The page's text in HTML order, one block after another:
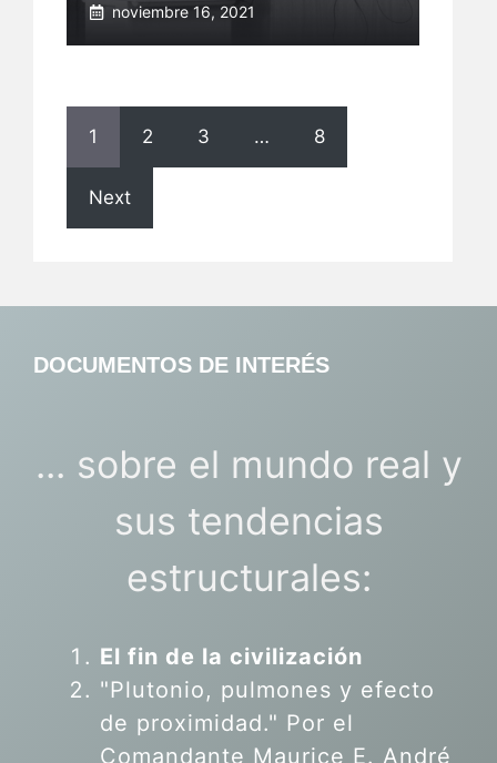
noviembre 16, 2021
1 2 3 … 8
Next
DOCUMENTOS DE INTERÉS
... sobre el mundo real y
sus tendencias
estructurales:
El fin de la civilización
"Plutonio, pulmones y efecto
de proximidad." Por el
Comandante Maurice E. André